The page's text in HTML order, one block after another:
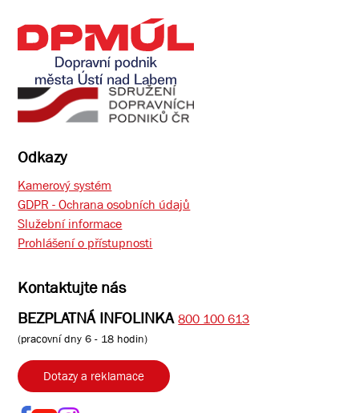
Odkazy
Kamerový systém
GDPR - Ochrana osobních údajů
Služební informace
Prohlášení o přístupnosti
Kontaktujte nás
BEZPLATNÁ INFOLINKA 800 100 613
(pracovní dny 6 - 18 hodin)
Dotazy a reklamace